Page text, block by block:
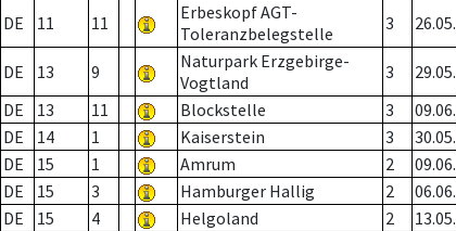
DE 11 11
Erbeskopf AGT-
Toleranzbelegstelle
3 26.05.
DE 13 9
Naturpark Erzgebirge-
Vogtland
3 29.05.
DE
13 11 Blockstelle 3 09.06.
DE
14 1 Kaiserstein 3 30.05.
DE
15 1 Amrum 2 09.06.
DE
15 3 Hamburger Hallig 2 06.06.
DE
15 4 Helgoland 2 13.05.